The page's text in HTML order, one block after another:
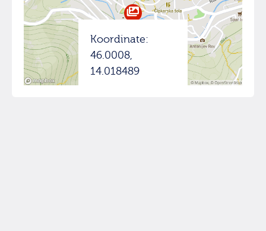
Koordinate:
46.0008,
14.018489